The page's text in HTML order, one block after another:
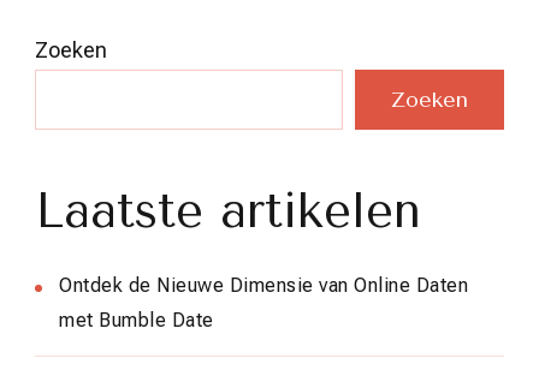
Zoeken
Zoeken
Laatste artikelen
Ontdek de Nieuwe Dimensie van Online Daten
met Bumble Date